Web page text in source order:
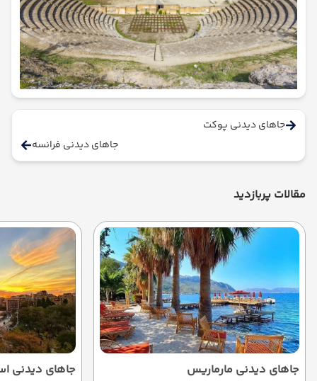
جاهای دیدنی پوکت
جاهای دیدنی فرانسه
مقالات پربازدید
جاهای دیدنی مارماریس جاهای دیدنی